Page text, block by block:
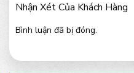
Nhận Xét Của Khách Hàng
Bình luận đã bị đóng.